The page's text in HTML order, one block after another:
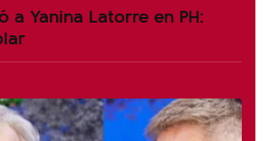
a Yanina Latorre en PH: